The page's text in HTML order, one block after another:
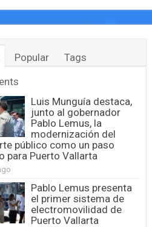
Popular
Tags
Luis Munguía destaca,
junto al gobernador
Pablo Lemus, la
modernización del
público como un paso
para Puerto Vallarta
Pablo Lemus presenta
el primer sistema de
electromovilidad de
Puerto Vallarta